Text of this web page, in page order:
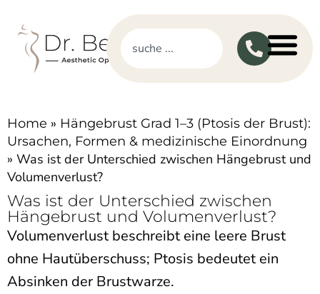
Home » Hängebrust Grad 1–3 (Ptosis der Brust):
Ursachen, Formen & medizinische Einordnung
» Was ist der Unterschied zwischen Hängebrust und
Volumenverlust?
Was ist der Unterschied zwischen
Hängebrust und Volumenverlust?
Volumenverlust beschreibt eine leere Brust
ohne Hautüberschuss; Ptosis bedeutet ein
Absinken der Brustwarze.